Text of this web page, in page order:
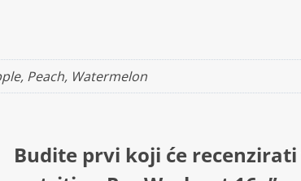
Peach, Watermelon
Budite prvi koji će recenzirati